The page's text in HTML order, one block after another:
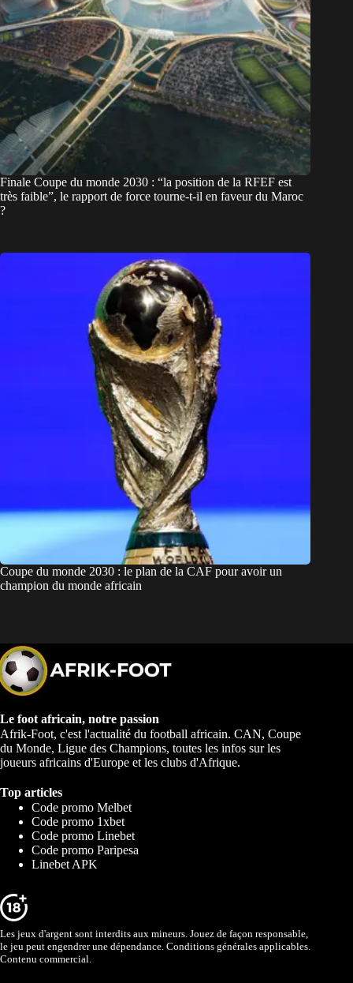
Finale Coupe du monde 2030 : “la position de la RFEF est
très faible”, le rapport de force tourne-t-il en faveur du Maroc
?
Coupe du monde 2030 : le plan de la CAF pour avoir un
champion du monde africain
Le foot africain, notre passion
Afrik-Foot, c'est l'actualité du football africain. CAN, Coupe
du Monde, Ligue des Champions, toutes les infos sur les
joueurs africains d'Europe et les clubs d'Afrique.
Top articles
Code promo Melbet
Code promo 1xbet
Code promo Linebet
Code promo Paripesa
Linebet APK
Les jeux d'argent sont interdits aux mineurs. Jouez de façon responsable,
le jeu peut engendrer une dépendance. Conditions générales applicables.
Contenu commercial.